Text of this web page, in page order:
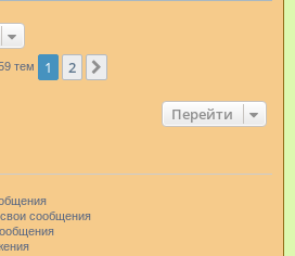
тем 1 2
Перейти
сообщения